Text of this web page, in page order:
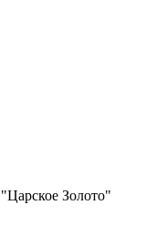
Золото"